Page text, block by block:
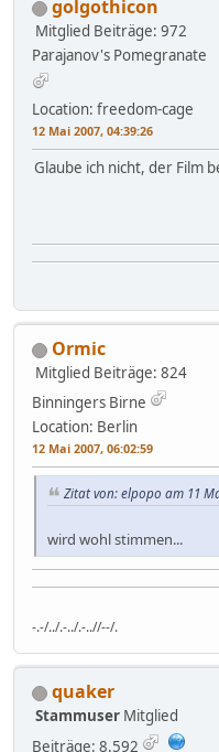
golgothicon
Mitglied Beiträge: 972
Parajanov's Pomegranate
Location: freedom-cage
12 Mai 2007, 04:39:26
Glaube ich nicht, der Film
Ormic
Mitglied Beiträge: 824
Binningers Birne
Location: Berlin
12 Mai 2007, 06:02:59
Zitat von: elpopo am 11
wird wohl stimmen...
-.-/../.-../.-..//--/.
quaker
Stammuser Mitglied
Beiträge: 8.592